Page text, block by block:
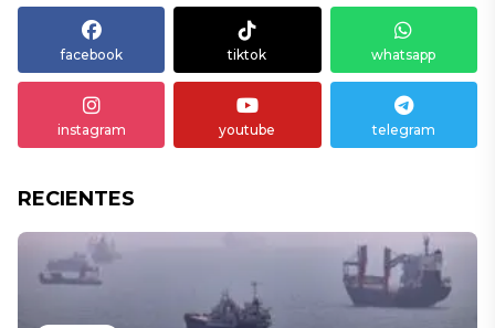
facebook tiktok whatsapp
instagram youtube telegram
RECIENTES